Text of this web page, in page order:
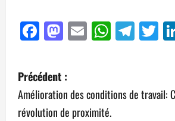
Facebook
Mastodon
Email
Précédent :
Amélioration des conditions de travail:
révolution de proximité.